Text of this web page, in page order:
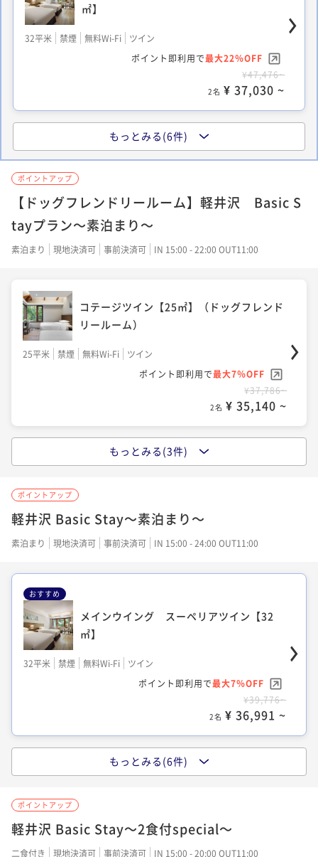
㎡】
32平米 禁煙 無料Wi-Fi
ツイン
ポイント即利用で最大22％OFF
¥47,476~
2名 ¥ 37,030 ~
メインウイング Pure wellness roomツ
32平米 禁煙 無料Wi-Fi
ツイン
ポイント即利用で
2名 ¥ 38,581 ~
メインウイング 和洋室【33㎡】
33平米 禁煙 無料Wi-Fi
和洋室（ツイン）
ポイント即利用で 最大22％OFF
¥51,452~
2名 ¥ 40,132 ~
39平米 禁煙 無料Wi-Fi
和洋室（ツイン）
ポイント即利用で最大22％OFF
2名 ¥ 49,440 ~
ノースウイング 温泉ビューバス付プレミ
和洋室（ツイン）
最大22％OFF
¥63,386~
2名 ¥ 49,440 ~
もっとみる(6件)
ポイントアップ
【ドッグフレンドリールーム】軽井沢 Basic S
tayプラン～素泊まり～
素泊まり 現地決済可 事前決済可 IN 15:00 - 22:00 OUT11:00
コテージツイン【25㎡】（ドッグフレンド
リールーム）
25平米 禁煙 無料Wi-Fi
ツイン
ポイント即利用で最大7％OFF
¥37,786~
2名 ¥ 35,140 ~
温泉付コテージキング【28㎡】（ドッグフ
28平米 禁煙 無料Wi-Fi
ダブル
ポイント即利用で
¥39,776~
温泉付デラックスコテージキング【40㎡】
最大7％OFF
¥55,686~
¥ 51,787 ~
46平米 禁煙 無料Wi-Fi
ツイン
もっとみる(3件)
ポイントアップ
軽井沢 Basic Stay～素泊まり～
素泊まり 現地決済可 事前決済可 IN 15:00 - 24:00 OUT11:00
おすすめ
メインウイング スーペリアツイン【32
㎡】
32平米 禁煙 無料Wi-Fi
ツイン
ポイント即利用で最大7％OFF
¥39,776~
2名 ¥ 36,991 ~
メインウイング Pure wellness roomツ
32平米 禁煙 無料Wi-Fi
ツイン
ポイント即利用で
もっとみる(6件)
ポイントアップ
軽井沢 Basic Stay～2食付special～
二食付き 現地決済可 事前決済可 IN 15:00 - 20:00 OUT11:00